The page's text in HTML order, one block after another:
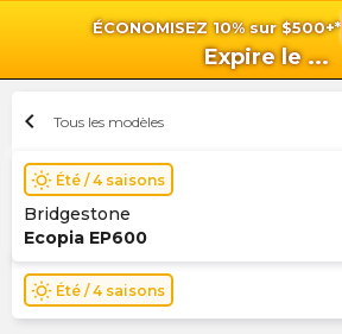
ÉCONOMISEZ 10% sur $500+*
Expire le ...
chevron_left Tous les modèles
wb_sunny Été / 4 saisons
Bridgestone
Ecopia EP600
wb_sunny Été / 4 saisons